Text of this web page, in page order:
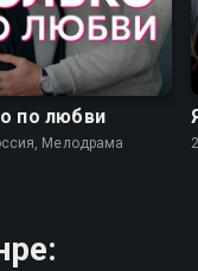
по любви
Мелодрама